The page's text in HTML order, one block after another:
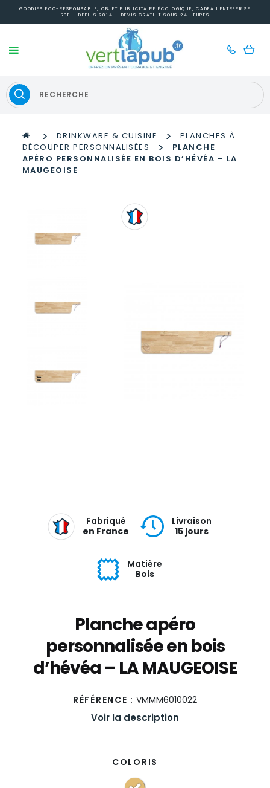
GOODIES ECO-RESPONSABLE, OBJET PUBLICITAIRE ÉCOLOGIQUE, CADEAU ENTREPRISE
RSE - DEPUIS 2014 - DEVIS GRATUIT SOUS 24 HEURES
> DRINKWARE & CUISINE >
PLANCHES À
DÉCOUPER PERSONNALISÉES
>
PLANCHE
APÉRO PERSONNALISÉE EN BOIS D’HÉVÉA – LA
MAUGEOISE
Fabriqué
en France
Livraison
15 jours
Matière
Bois
Planche apéro
personnalisée en bois
d’hévéa – LA MAUGEOISE
RÉFÉRENCE : VMMM6010022
Voir la description
COLORIS